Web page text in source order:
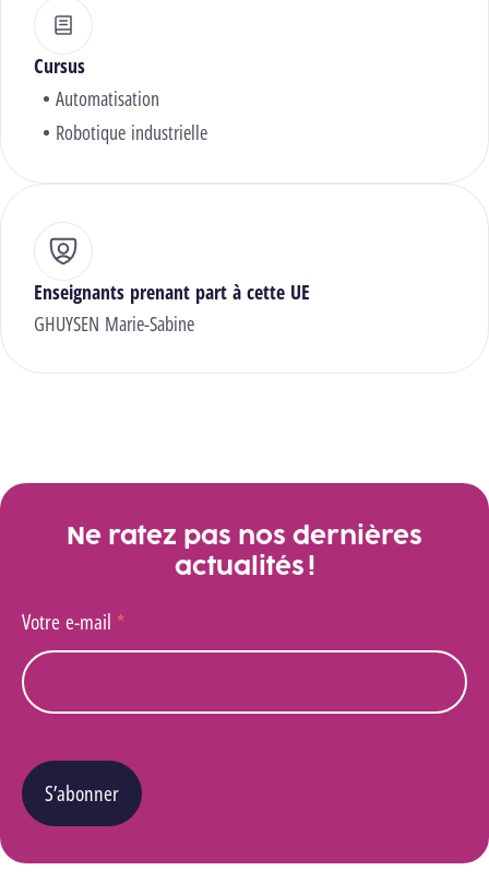
Cursus
Automatisation
Robotique industrielle
Enseignants prenant part à cette UE
GHUYSEN Marie-Sabine
Ne ratez pas nos dernières
actualités !
Votre e-mail *
S’abonner